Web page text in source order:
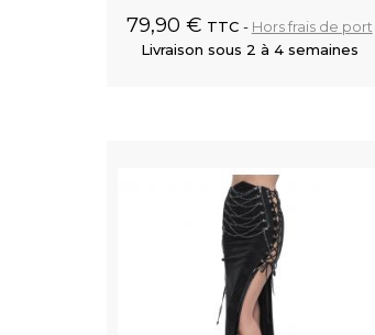
79,90 € TTC
Hors frais de port
Livraison sous 2 à 4 semaines